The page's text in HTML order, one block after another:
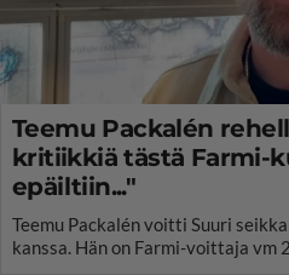
Teemu Packalén
kritiikkiä tästä Farmi-
epäiltiin..."
Teemu Packalén voitti Suuri
kanssa. Hän on Farmi-voittaja vm